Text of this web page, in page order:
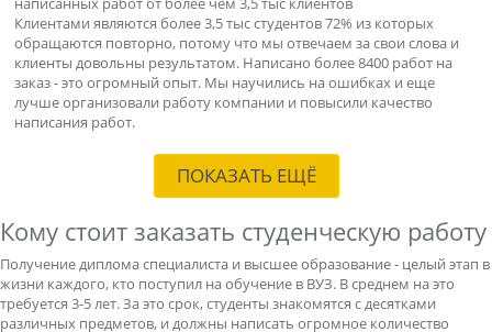
Клиентами являются более 3,5 тыс студентов 72% из которых
обращаются повторно, потому что мы отвечаем за свои слова и
клиенты довольны результатом. Написано более 8400 работ на
заказ - это огромный опыт. Мы научились на ошибках и еще
лучше организовали работу компании и повысили качество
написания работ.
ПОКАЗАТЬ ЕЩЁ
Кому стоит заказать студенческую работу
Получение диплома специалиста и высшее образование - целый этап в
жизни каждого, кто поступил на обучение в ВУЗ. В среднем на это
требуется 3-5 лет. За это срок, студенты знакомятся с десятками
различных предметов, и должны написать огромное количество